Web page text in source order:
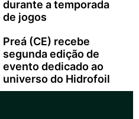
durante a temporada
de jogos
Preá (CE) recebe
segunda edição de
evento dedicado ao
universo do Hidrofoil